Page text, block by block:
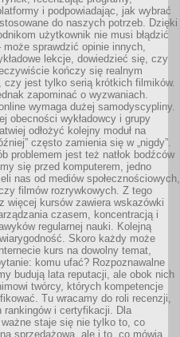
i podpowiadając, jak wybrać
do naszych potrzeb. Dzięki
użytkownik nie musi błądzić
może sprawdzić opinie innych,
lekcje, dowiedzieć się, czy
kończy się realnym
czy jest tylko serią krótkich filmików.
zapominać o wyzwaniach.
wymaga dużej samodyscypliny.
obecności wykładowcy i grupy
odłożyć kolejny moduł na
często zamienia się w „nigdy”.
problemem jest też natłok bodźców
się przed komputerem, jedno
nas od mediów społecznościowych,
filmów rozrywkowych. Z tego
więcej kursów zawiera wskazówki
czasem, koncentracją i
regularnej nauki. Kolejną
Skoro każdy może
kurs na dowolny temat,
komu ufać? Rozpoznawalne
budują lata reputacji, ale obok nich
twórcy, których kompetencje
Tu wracamy do roli recenzji,
rankingów i certyfikacji. Dla
staje się nie tylko to, co
sprzedażowa, ale i to, co mówią